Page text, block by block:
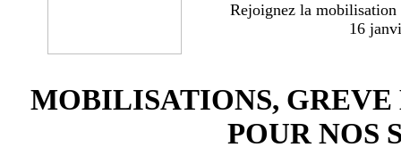
Rejoignez la mobilisation
16
MOBILISATIONS,
POUR NOS